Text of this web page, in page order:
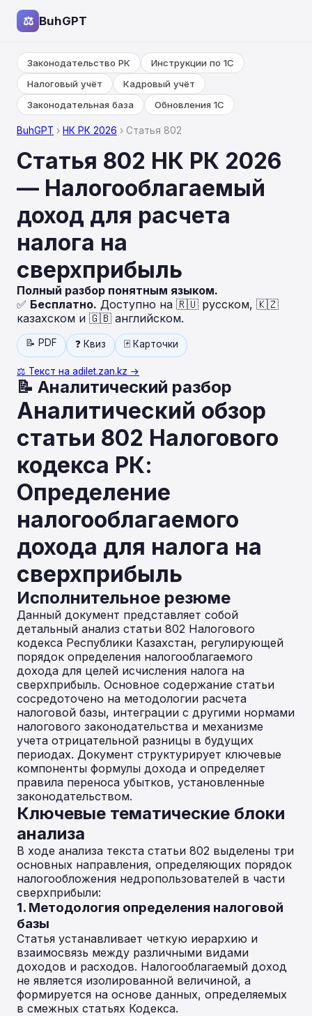
⚖ BuhGPT
Законодательство РК
Инструкции по 1С
Налоговый учёт
Кадровый учёт
Законодательная база
Обновления 1С
BuhGPT › НК РК 2026 › Статья 802
Статья 802 НК РК 2026
— Налогооблагаемый
доход для расчета
налога на
сверхприбыль
Полный разбор понятным языком.
✅ Бесплатно. Доступно на 🇷🇺 русском, 🇰🇿
казахском и 🇬🇧 английском.
📝 PDF ❓ Квиз 🃏 Карточки
⚖️ Текст на adilet.zan.kz →
📝 Аналитический разбор
Аналитический обзор
статьи 802 Налогового
кодекса РК:
Определение
налогооблагаемого
дохода для налога на
сверхприбыль
Исполнительное резюме
Данный документ представляет собой
детальный анализ статьи 802 Налогового
кодекса Республики Казахстан, регулирующей
порядок определения налогооблагаемого
дохода для целей исчисления налога на
сверхприбыль. Основное содержание статьи
сосредоточено на методологии расчета
налоговой базы, интеграции с другими нормами
налогового законодательства и механизме
учета отрицательной разницы в будущих
периодах. Документ структурирует ключевые
компоненты формулы дохода и определяет
правила переноса убытков, установленные
законодательством.
Ключевые тематические блоки
анализа
В ходе анализа текста статьи 802 выделены три
основных направления, определяющих порядок
налогообложения недропользователей в части
сверхприбыли:
1. Методология определения налоговой
базы
Статья устанавливает четкую иерархию и
взаимосвязь между различными видами
доходов и расходов. Налогооблагаемый доход
не является изолированной величиной, а
формируется на основе данных, определяемых
в смежных статьях Кодекса.